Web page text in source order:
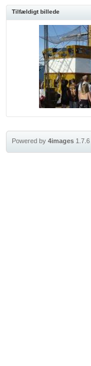
Tilfældigt billede
Powered by 4images 1.7.6